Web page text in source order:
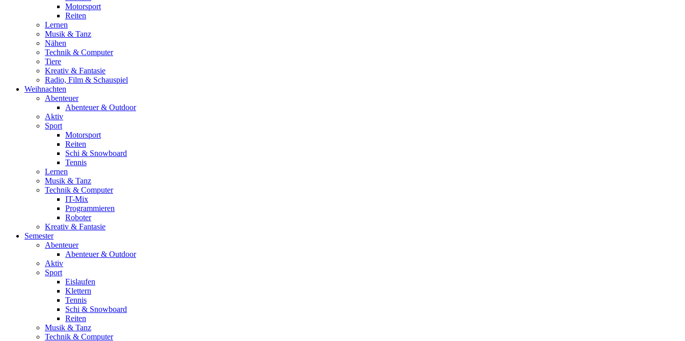
Motorsport
Reiten
Lernen
Musik & Tanz
Nähen
Technik & Computer
Tiere
Kreativ & Fantasie
Radio, Film & Schauspiel
Weihnachten
Abenteuer
Abenteuer & Outdoor
Aktiv
Sport
Motorsport
Reiten
Schi & Snowboard
Tennis
Lernen
Musik & Tanz
Technik & Computer
IT-Mix
Programmieren
Roboter
Kreativ & Fantasie
Semester
Abenteuer
Abenteuer & Outdoor
Aktiv
Sport
Eislaufen
Klettern
Tennis
Schi & Snowboard
Reiten
Musik & Tanz
Technik & Computer